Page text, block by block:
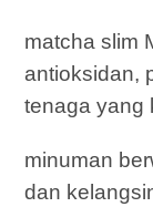
matcha slim
antioksidan,
tenaga yang
minuman
dan